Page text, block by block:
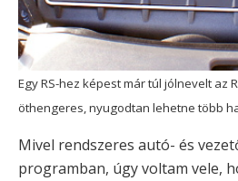
Egy RS-hez képest már túl jólnevelt az
öthengeres, nyugodtan lehetne több
Mivel rendszeres autó- és
programban, úgy voltam vele,